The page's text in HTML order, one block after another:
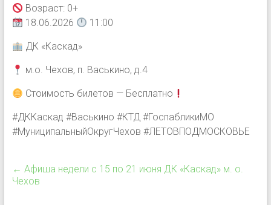
Возраст: 0+
18.06.2026
11:00
ДК «Каскад»
м.о. Чехов, п. Васькино, д.4
Стоимость билетов — Бесплатно
#ДККаскад #Васькино #КТД #ГоспабликиМО
#МуниципальныйОкругЧехов #ЛЕТОВПОДМОСКОВЬЕ
← Афиша недели с 15 по 21 июня ДК «Каскад» м. о.
Чехов